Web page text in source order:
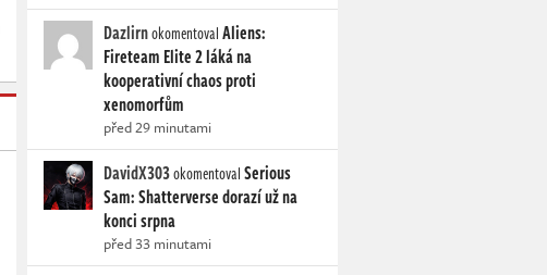
DazlirnokomentovalAliens:
Fireteam Elite 2 láká na
kooperativní chaos proti
xenomorfům
před 29 minutami
DavidX303okomentovalSerious
Sam: Shatterverse dorazí už na
konci srpna
před 33 minutami